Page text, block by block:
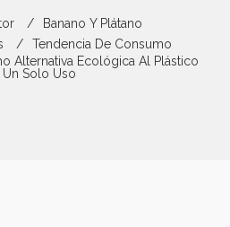
Banano Y Plátano
Tendencia De Consumo
Alternativa Ecológica Al Plástico
Un Solo Uso